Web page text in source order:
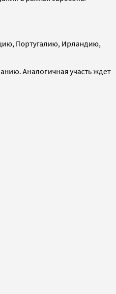
Португалию, Ирландию,
Аналогичная участь ждет